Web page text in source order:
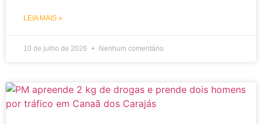
LEIA MAIS »
10 de julho de 2026 Nenhum comentário